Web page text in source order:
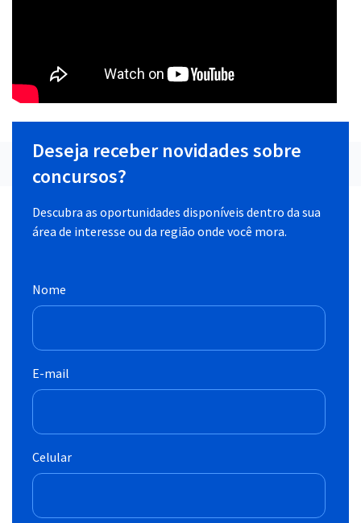
Deseja receber novidades sobre
concursos?
Descubra as oportunidades disponíveis dentro da sua
área de interesse ou da região onde você mora.
Nome
E-mail
Celular